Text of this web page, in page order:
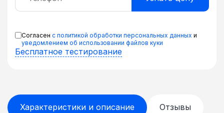
Согласен с политикой обработки персональных данных и
уведомлением об использовании файлов куки
Бесплатное тестирование
Характеристики и описание Отзывы